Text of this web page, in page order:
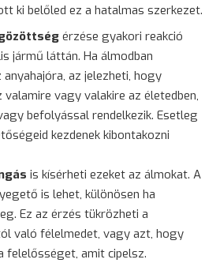
ki belőled ez a hatalmas szerkezet.
érzése gyakori reakció
jármű láttán. Ha álmodban
az jelezheti, hogy
vagy valakire az életedben,
befolyással rendelkezik. Esetleg
kezdenek kibontakozni
is kísérheti ezeket az álmokat. A
is lehet, különösen ha
Ez az érzés tükrözheti a
való félelmedet, vagy azt, hogy
felelősséget, amit cipelsz.